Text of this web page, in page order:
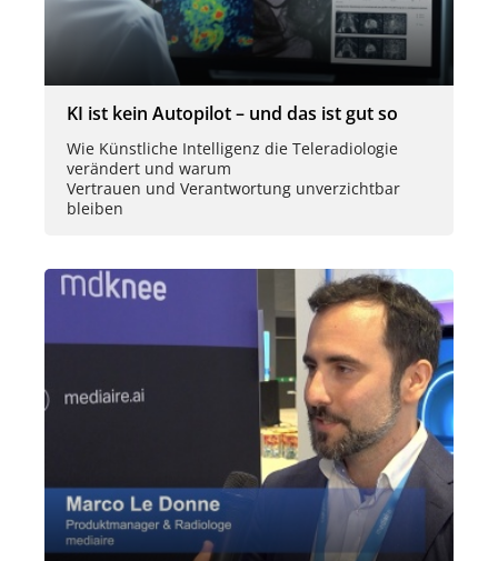
KI ist kein Autopilot – und das ist gut so
Wie Künstliche Intelligenz die Teleradiologie
verändert und warum
Vertrauen und Verantwortung unverzichtbar
bleiben